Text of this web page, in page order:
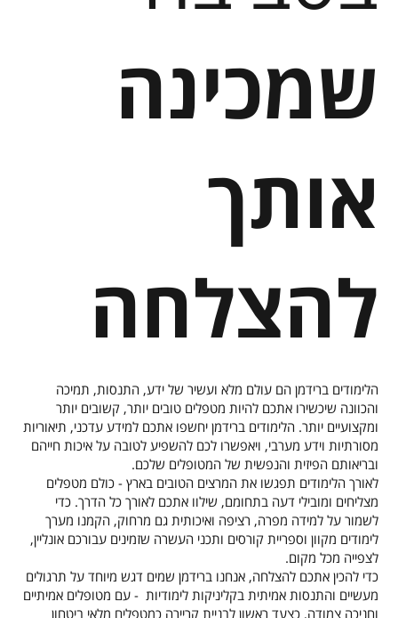
הלימודים ברידמן הם עולם מלא ועשיר של ידע, התנסות, תמיכה
והכוונה שיכשירו אתכם להיות מטפלים טובים יותר, קשובים יותר
ומקצועיים יותר. הלימודים ברידמן יחשפו אתכם למידע עדכני, תיאוריות
מסורתיות וידע מערבי, ויאפשרו לכם להשפיע לטובה על איכות חייהם
ובריאותם הפיזית והנפשית של המטופלים שלכם.
לאורך הלימודים תפגשו את המרצים הטובים בארץ - כולם מטפלים
מצליחים ומובילי דעה בתחומם, שילוו אתכם לאורך כל הדרך. כדי
לשמור על למידה מפרה, רציפה ואיכותית גם מרחוק, הקמנו מערך
לימודים מקוון וספריית קורסים ותכני העשרה שזמינים עבורכם אונליין,
לצפייה מכל מקום.
כדי להכין אתכם להצלחה, אנחנו ברידמן שמים דגש מיוחד על תרגולים
מעשיים והתנסות אמיתית בקליניקות לימודיות - עם מטופלים אמיתיים
וחניכה צמודה, כצעד ראשון לבניית קריירה כמטפלים מלאי ביטחון
שמכינה
אותך
להצלחה